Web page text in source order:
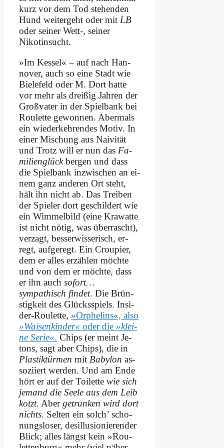
kurz vor dem Tod ste­hen­den
Hund wei­ter­geht oder mit LB
oder sei­ner Wett‑, sei­ner
Nikotin­sucht.
»Im Kes­sel« – auf nach Han­
no­ver, auch so ei­ne Stadt wie
Bie­le­feld oder M. Dort hat­te
vor mehr als drei­ßig Jah­ren der
Groß­va­ter in der Spiel­bank bei
Rou­lette ge­won­nen. Aber­mals
ein wie­der­keh­ren­des Mo­tiv. In
ei­ner Mi­schung aus Nai­vi­tät
und Trotz will er nun das Fa­
mi­li­en­glückber­gen und dass
die Spiel­bank in­zwi­schen an ei­
nem ganz an­de­ren Ort steht,
hält ihn nicht ab. Das Trei­ben
der Spie­ler dort ge­schil­dert wie
ein Wim­mel­bild (ei­ne Kra­wat­te
ist nicht nö­tig, was über­rascht),
ver­zagt, bes­ser­wis­se­risch, er­
regt, auf­ge­regt. Ein Crou­pier,
dem er al­les er­zäh­len möch­te
und von dem er möch­te, dass
er ihn auch sofort…
sympathisch fin­det. Die Brün­
stig­keit des Glücks­spiels. In­si­
der-Rou­lette, »Or­phe­lins«, al­so
»Wai­sen­kin­der« oder die »klei­
ne Se­rie«. Chips (er meint Je­
tons, sagt aber Chips), die in
Pla­stik­tür­men mit Ba­by­lon as­
so­zi­iert wer­den. Und am En­de
hört er auf der Toi­let­te wie sich
je­mand die See­le aus dem Leib
kotzt. Aberge­trun­ken wird dort
nichts. Sel­ten ein solch’ scho­
nungs­lo­ser, des­il­lu­sio­nie­ren­der
Blick; al­les längst kein »Rou­